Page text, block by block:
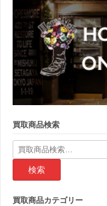
買取商品検索
検
索
果:
買取商品カテゴリー